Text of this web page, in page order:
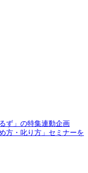
ず」の特集連動企画
方・叱り方」セミナーを